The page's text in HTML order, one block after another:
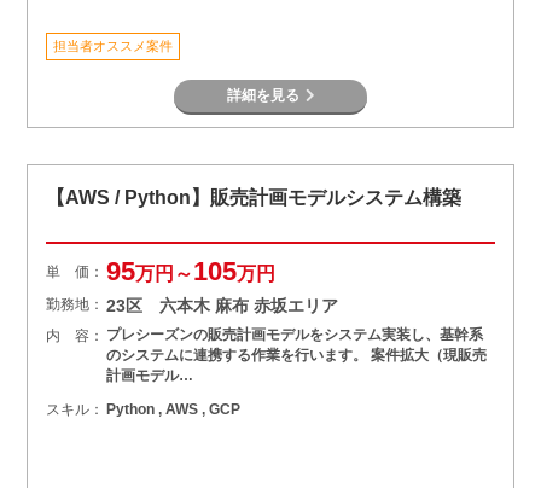
担当者オススメ案件
詳細を見る
【AWS / Python】販売計画モデルシステム構築
単 価： 95万円～105万円
勤務地： 23区 六本木 麻布 赤坂エリア
内 容： プレシーズンの販売計画モデルをシステム実装し、基幹系
のシステムに連携する作業を行います。 案件拡大（現販売
計画モデル…
スキル： Python , AWS , GCP